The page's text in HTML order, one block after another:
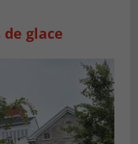
glace